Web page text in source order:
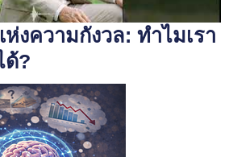
งความกังวล: ทำไมเรา
ด้?